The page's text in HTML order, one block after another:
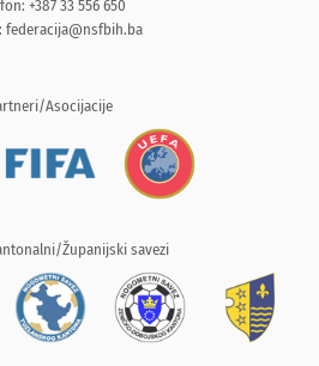
+387 33 556 650
federacija@nsfbih.ba
Asocijacije
Županijski savezi